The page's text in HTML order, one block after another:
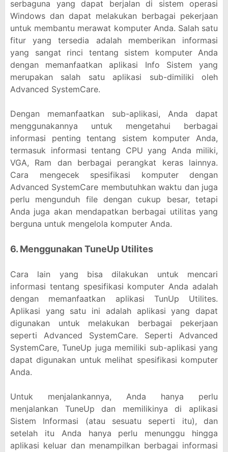
serbaguna yang dapat berjalan di sistem operasi
Windows dan dapat melakukan berbagai pekerjaan
untuk membantu merawat komputer Anda. Salah satu
fitur yang tersedia adalah memberikan informasi
yang sangat rinci tentang sistem komputer Anda
dengan memanfaatkan aplikasi Info Sistem yang
merupakan salah satu aplikasi sub-dimiliki oleh
Advanced SystemCare.
Dengan memanfaatkan sub-aplikasi, Anda dapat
menggunakannya untuk mengetahui berbagai
informasi penting tentang sistem komputer Anda,
termasuk informasi tentang CPU yang Anda miliki,
VGA, Ram dan berbagai perangkat keras lainnya.
Cara mengecek spesifikasi komputer dengan
Advanced SystemCare membutuhkan waktu dan juga
perlu mengunduh file dengan cukup besar, tetapi
Anda juga akan mendapatkan berbagai utilitas yang
berguna untuk mengelola komputer Anda.
6. Menggunakan TuneUp Utilites
Cara lain yang bisa dilakukan untuk mencari
informasi tentang spesifikasi komputer Anda adalah
dengan memanfaatkan aplikasi TunUp Utilites.
Aplikasi yang satu ini adalah aplikasi yang dapat
digunakan untuk melakukan berbagai pekerjaan
seperti Advanced SystemCare. Seperti Advanced
SystemCare, TuneUp juga memiliki sub-aplikasi yang
dapat digunakan untuk melihat spesifikasi komputer
Anda.
Untuk menjalankannya, Anda hanya perlu
menjalankan TuneUp dan memilikinya di aplikasi
Sistem Informasi (atau sesuatu seperti itu), dan
setelah itu Anda hanya perlu menunggu hingga
aplikasi keluar dan menampilkan berbagai informasi